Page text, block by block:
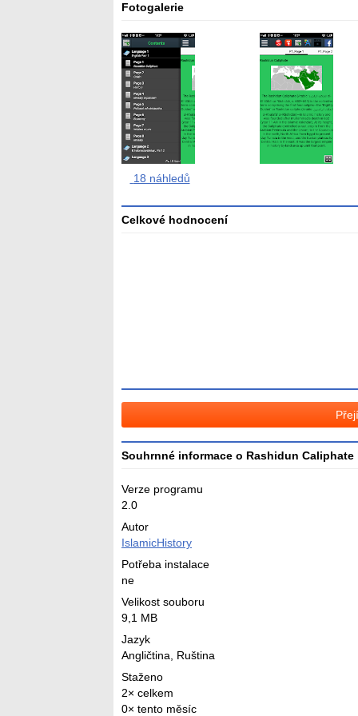
Fotogalerie
18 náhledů
Celkové hodnocení
Souhrnné informace o Rashidun Caliphate
Verze programu
2.0
Autor
IslamicHistory
Potřeba instalace
ne
Velikost souboru
9,1 MB
Jazyk
Angličtina
Ruština
Staženo
2× celkem
0× tento měsíc